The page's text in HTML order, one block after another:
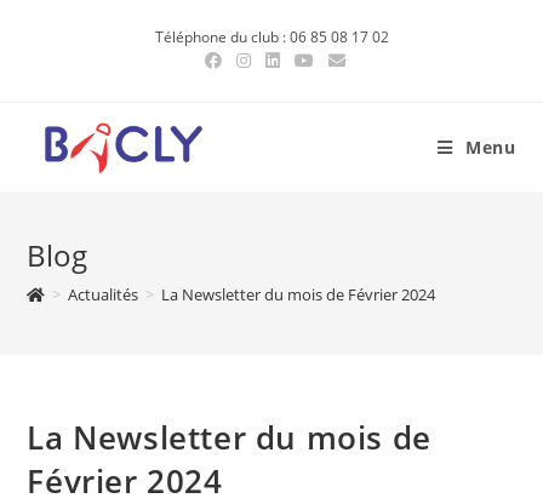
Téléphone du club : 06 85 08 17 02
Menu
Blog
> Actualités > La Newsletter du mois de Février 2024
La Newsletter du mois de
Février 2024